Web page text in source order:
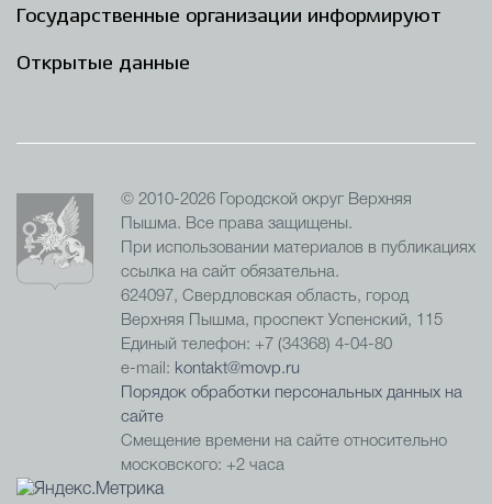
Государственные организации информируют
Открытые данные
© 2010-2026 Городской округ Верхняя
Пышма. Все права защищены.
При использовании материалов в публикациях
ссылка на сайт обязательна.
624097, Свердловская область, город
Верхняя Пышма, проспект Успенский, 115
Единый телефон: +7 (34368) 4-04-80
e-mail: kontakt@movp.ru
Порядок обработки персональных данных на
сайте
Смещение времени на сайте относительно
московского: +2 часа